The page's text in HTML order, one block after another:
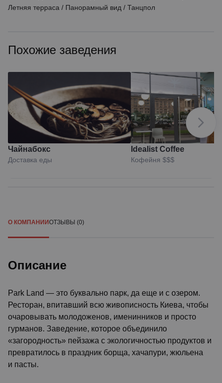
Летняя терраса / Панорамный вид / Танцпол
Похожие заведения
Чайнабокс
Доставка еды
Idealist Coffee
Кофейня $$$
О КОМПАНИИОТЗЫВЫ (0)
Описание
Park Land — это буквально парк, да еще и с озером.
Ресторан, впитавший всю живописность Киева, чтобы
очаровывать молодоженов, именинников и просто
гурманов. Заведение, которое объединило
«загородность» пейзажа с экологичностью продуктов и
превратилось в праздник борща, хачапури, жюльена
и пасты.